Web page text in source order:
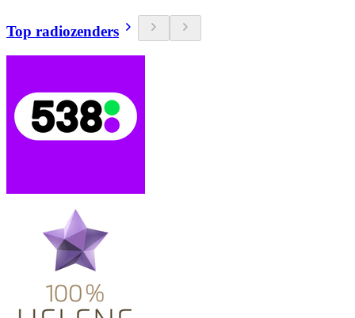
Top radiozenders